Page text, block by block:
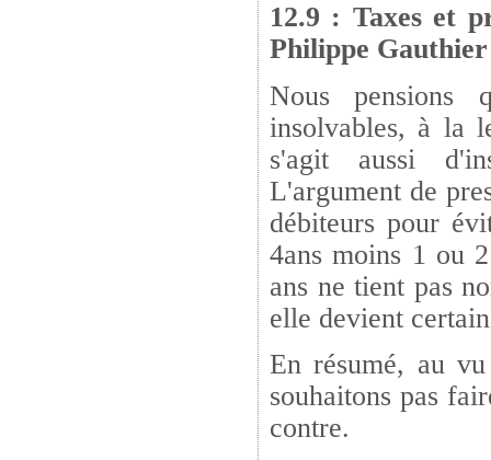
12.9 : Taxes et
Philippe Gauthier
Nous pensions
insolvables, à la
s'agit aussi
L'argument de
débiteurs pour
4ans moins 1 ou
ans ne tient pas
elle devient
En résumé, au
souhaitons pas
contre.